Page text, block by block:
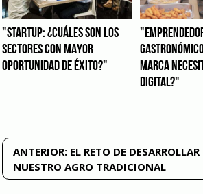
"STARTUP: ¿CUÁLES SON LOS
SECTORES CON MAYOR
OPORTUNIDAD DE ÉXITO?"
MARCA
DIGITAL?"
Navegación
de
ANTERIOR: EL RETO DE DESARROLLAR
NUESTRO AGRO TRADICIONAL